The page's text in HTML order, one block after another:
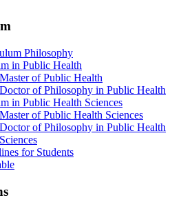
Philosophy
in Public Health
Master of Public Health
Doctor of Philosophy in Public Health
in Public Health Sciences
Master of Public Health Sciences
Doctor of Philosophy in Public Health
Sciences
for Students